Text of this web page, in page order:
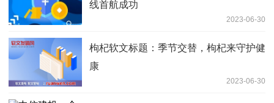
线首航成功
2023-06-30
枸杞软文标题：季节交替，枸杞来守护健
康
2023-06-30